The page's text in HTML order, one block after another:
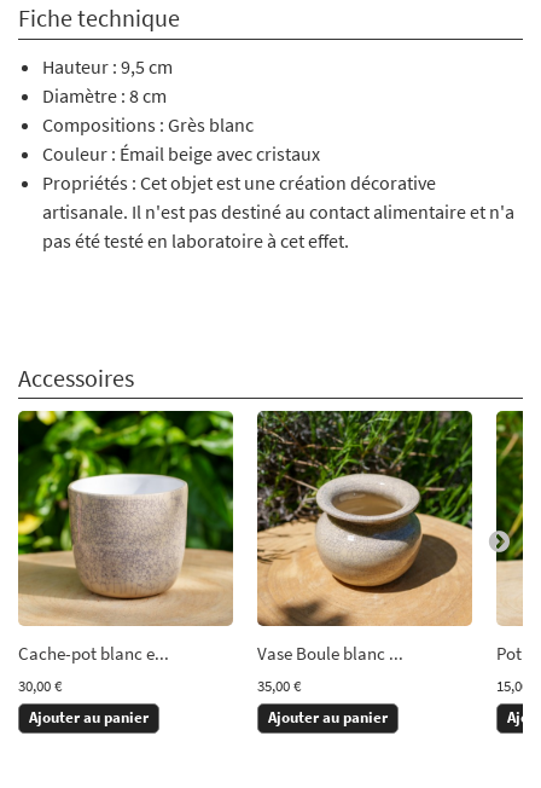
Fiche technique
Hauteur : 9,5 cm
Diamètre : 8 cm
Compositions : Grès blanc
Couleur : Émail beige avec cristaux
Propriétés : Cet objet est une création décorative
artisanale. Il n'est pas destiné au contact alimentaire et n'a
pas été testé en laboratoire à cet effet.
Accessoires
Cache-pot blanc e...
30,00 €
Ajouter au panier
Vase Boule blanc ...
35,00 €
Ajouter au panier
Pot
15,00 €